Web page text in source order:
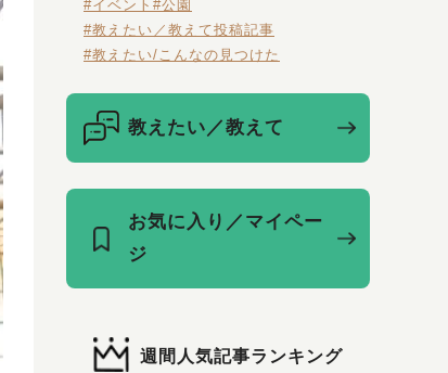
#イベント #公園
#教えたい／教えて投稿記事
#教えたい/こんなの見つけた
教えたい／教えて
お気に入り／マイペー
ジ
週間人気記事ランキング